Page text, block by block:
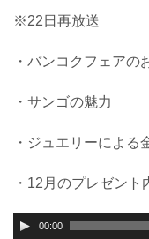
※22日再放送
・バンコクフェアの
・サンゴの魅力
・ジュエリーによる
・12月のプレゼント
00:00